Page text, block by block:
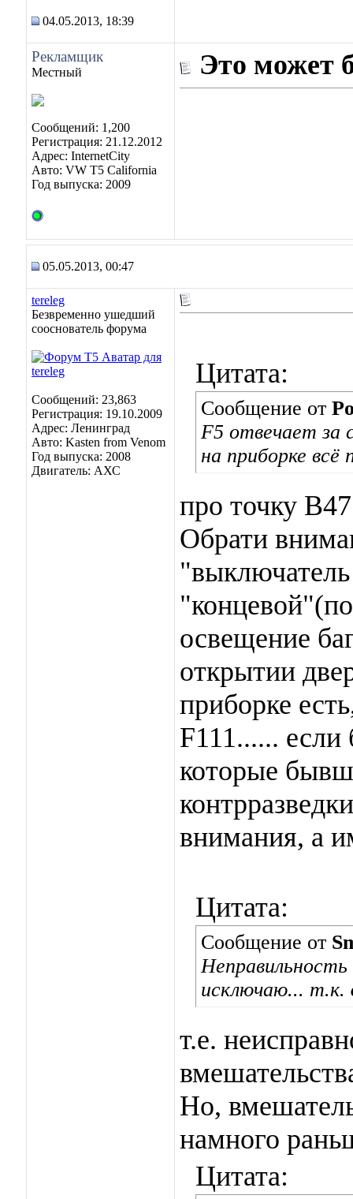
04.05.2013, 18:39
Рекламщик
Местный
Сообщений: 1,200
Регистрация: 21.12.2012
Адрес: InternetCity
Авто: VW T5 California
Год выпуска: 2009
Это может
05.05.2013, 00:47
tereleg
Безвременно ушедший
сооснователь форума
Сообщений: 23,863
Регистрация: 19.10.2009
Адрес: Ленинград
Авто: Kasten from Venom
Год выпуска: 2008
Двигатель: АХС
Цитата:
Сообщение от
F5 отвечает за
на приборке всё
про точку
Обрати
освещение
открытии
приборке
F111...... если
которые
внимания, а
Цитата:
Сообщение от
Неправильность
исключаю... т.к.
т.е.
Но,
намного
Цитата: